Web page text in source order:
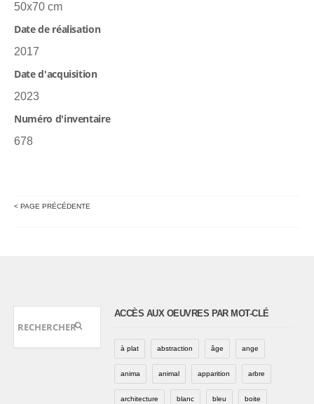
50x70 cm
Date de réalisation
2017
Date d'acquisition
2023
Numéro d'inventaire
678
< PAGE PRÉCÉDENTE
ACCÈS AUX OEUVRES PAR MOT-CLÉ
à plat abstraction âge ange
anima animal apparition arbre
architecture blanc bleu boite